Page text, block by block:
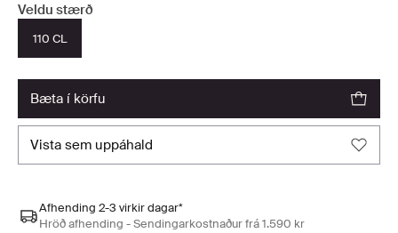
Veldu stærð
110 CL
bæta í körfu
vista sem uppáhald
Afhending 2-3 virkir dagar*
Hröð afhending - Sendingarkostnaður frá 1.590 kr